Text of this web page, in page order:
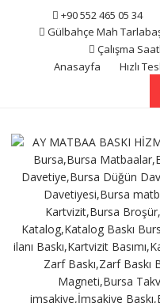
+90 552 465 05 34
Gülbahçe Mah
Çalışma
Anasayfa
Hızlı